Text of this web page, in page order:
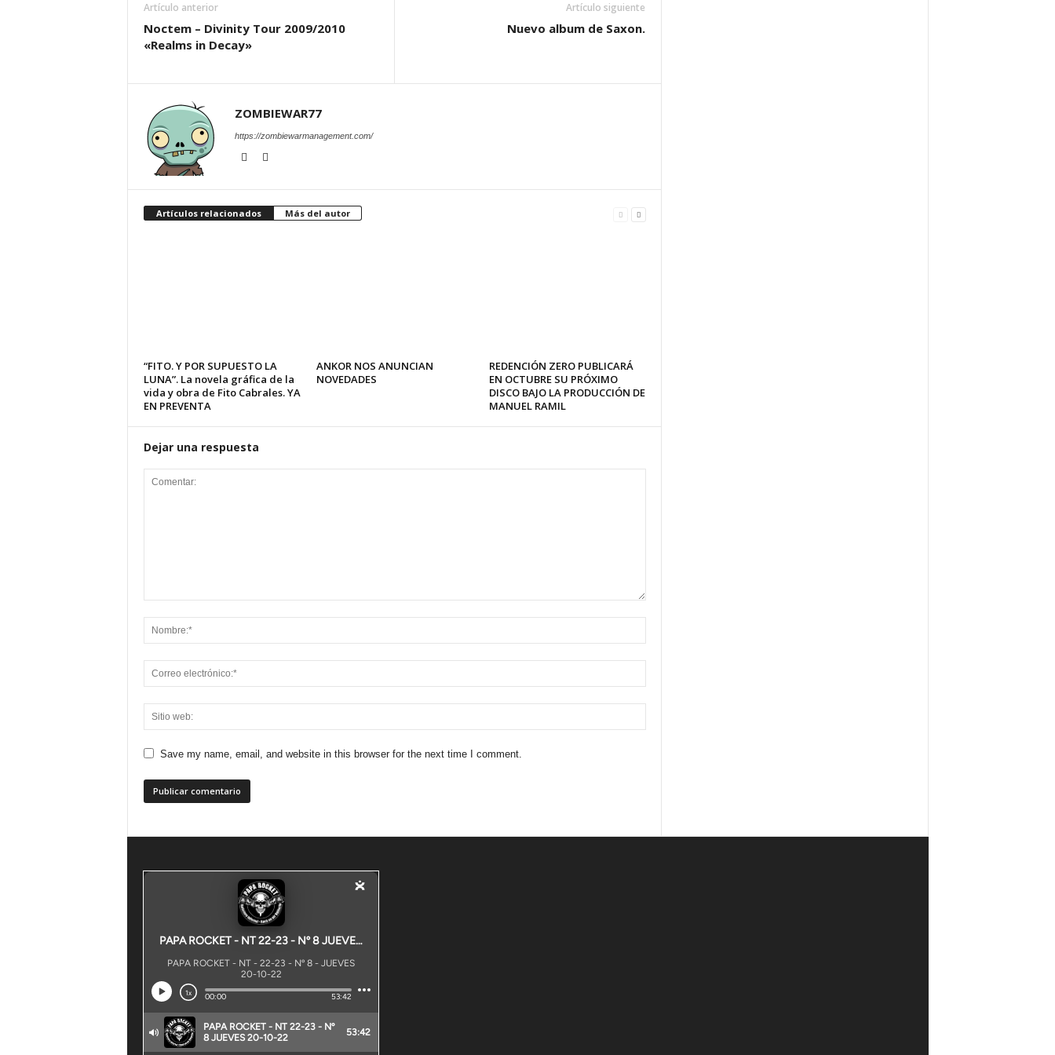
Artículo anterior
Noctem – Divinity Tour 2009/2010
«Realms in Decay»
Artículo siguiente
Nuevo album de Saxon.
ZOMBIEWAR77
https://zombiewarmanagement.com/
Artículos relacionados Más del autor
“FITO. Y POR SUPUESTO LA
LUNA”. La novela gráfica de la
vida y obra de Fito Cabrales. YA
EN PREVENTA
ANKOR NOS ANUNCIAN
NOVEDADES
REDENCIÓN ZERO PUBLICARÁ
EN OCTUBRE SU PRÓXIMO
DISCO BAJO LA PRODUCCIÓN DE
MANUEL RAMIL
Dejar una respuesta
Save my name, email, and website in this browser for the next time I comment.